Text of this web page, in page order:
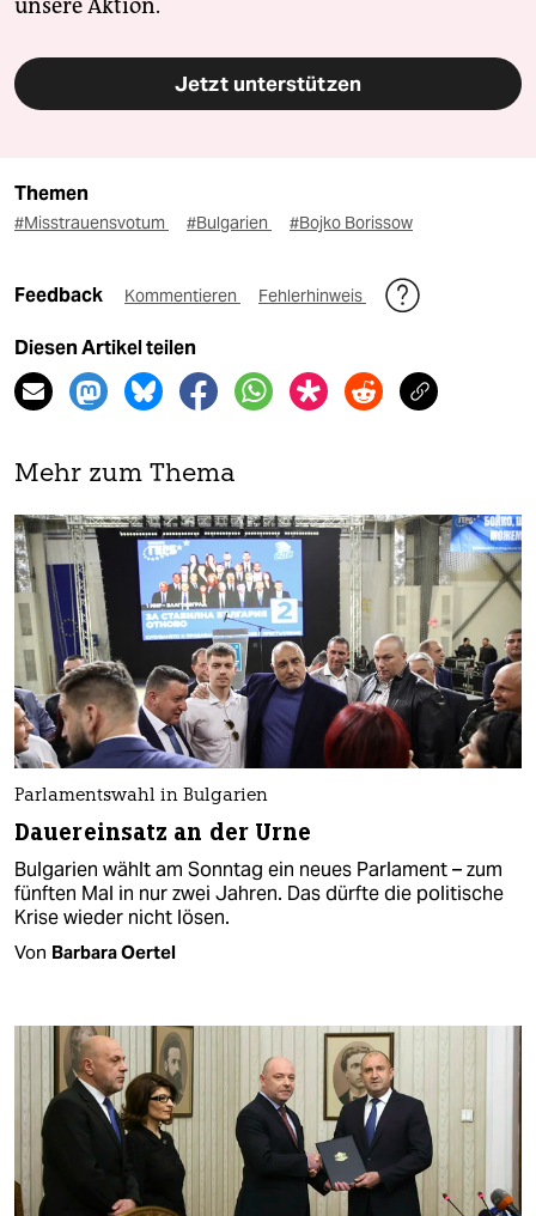
unsere Aktion.
Jetzt unterstützen
Themen
#Misstrauensvotum #Bulgarien #Bojko Borissow
Feedback Kommentieren Fehlerhinweis
Diesen Artikel teilen
Mehr zum Thema
Parlamentswahl in Bulgarien
Dauereinsatz an der Urne
Bul­ga­rien wählt am Sonntag ein neues Parlament – zum
fünften Mal in nur zwei Jahren. Das dürfte die politische
Krise wieder nicht lösen.
Von Barbara Oertel